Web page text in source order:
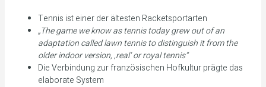
Tennis ist einer der ältesten Racketsportarten
„The game we know as tennis today grew out of an
adaptation called lawn tennis to distinguish it from the
older indoor version, ‚real‘ or royal tennis“
Die Verbindung zur französischen Hofkultur prägte das
elaborate System